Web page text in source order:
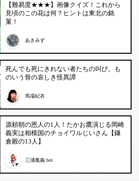
【難易度★★★】画像クイズ！これから
見頃のこの花は何？ヒントは東北の銘
菓！
あきみず
死んでも死にきれない者たちの叫び。も
のいう骨の哀しき怪異譚
馬場紀衣
源頼朝の恩人の1人！たかお鷹演じる岡崎
義実は相模国のチョイワルじいさん【鎌
倉殿の13人】
三浦胤義 bot